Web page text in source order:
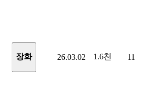
장화 26.03.02 1.6천 11